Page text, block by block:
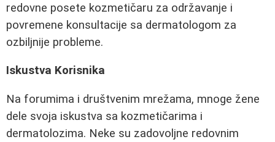
redovne posete kozmetičaru za održavanje i
povremene konsultacije sa dermatologom za
ozbiljnije probleme.
Iskustva Korisnika
Na forumima i društvenim mrežama, mnoge žene
dele svoja iskustva sa kozmetičarima i
dermatolozima. Neke su zadovoljne redovnim